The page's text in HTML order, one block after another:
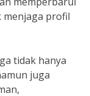
menjaga profil
tidak hanya
juga